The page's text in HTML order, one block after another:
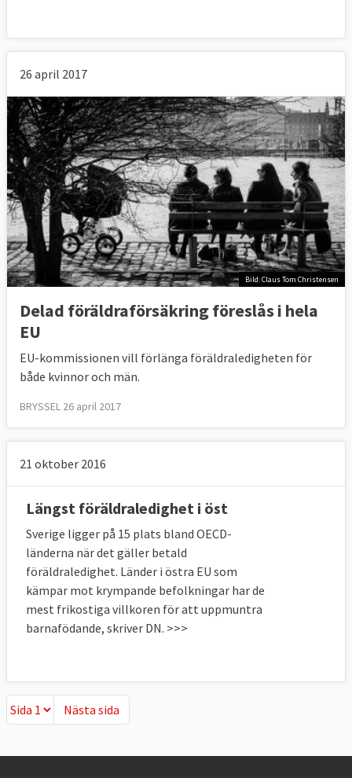
26 april 2017
Bild: Claus Tom Christensen
Delad föräldraförsäkring föreslås i hela
EU
EU-kommissionen vill förlänga föräldraledigheten för
både kvinnor och män.
BRYSSEL 26 april 2017
21 oktober 2016
Längst föräldraledighet i öst
Sverige ligger på 15 plats bland OECD-
länderna när det gäller betald
föräldraledighet. Länder i östra EU som
kämpar mot krympande befolkningar har de
mest frikostiga villkoren för att uppmuntra
barnafödande, skriver DN. >>>
Nästa sida
Nästa sida